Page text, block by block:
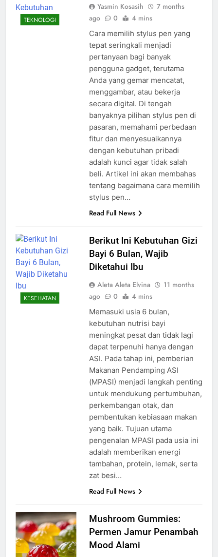
TEKNOLOGI
Yasmin Kosasih
7 months
ago
0 4 mins
Cara memilih stylus pen yang
tepat seringkali menjadi
pertanyaan bagi banyak
pengguna gadget, terutama
Anda yang gemar mencatat,
menggambar, atau bekerja
secara digital. Di tengah
banyaknya pilihan stylus pen di
pasaran, memahami perbedaan
fitur dan menyesuaikannya
dengan kebutuhan pribadi
adalah kunci agar tidak salah
beli. Artikel ini akan membahas
tentang bagaimana cara memilih
stylus pen…
Read Full News
KESEHATAN
Berikut Ini Kebutuhan Gizi
Bayi 6 Bulan, Wajib
Diketahui Ibu
Aleta Aleta Elvina
11 months
ago
0 4 mins
Memasuki usia 6 bulan,
kebutuhan nutrisi bayi
meningkat pesat dan tidak lagi
dapat terpenuhi hanya dengan
ASI. Pada tahap ini, pemberian
Makanan Pendamping ASI
(MPASI) menjadi langkah penting
untuk mendukung pertumbuhan,
perkembangan otak, dan
pembentukan kebiasaan makan
yang baik. Tujuan utama
pengenalan MPASI pada usia ini
adalah memberikan energi
tambahan, protein, lemak, serta
zat besi…
Read Full News
Mushroom Gummies:
Permen Jamur Penambah
Mood Alami